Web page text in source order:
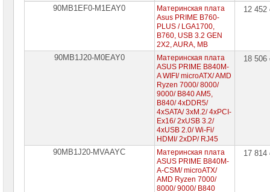
90MB1EF0-M1EAY0
Материнская плата
Asus PRIME B760-
PLUS / LGA1700,
B760, USB 3.2 GEN
2X2, AURA, MB
12
90MB1J20-M0EAY0
Материнская плата
ASUS PRIME B840M-
A WIFI/ microATX/ AMD
Ryzen 7000/ 8000/
9000/ B840 AM5,
B840/ 4xDDR5/
4xSATA/ 3xM.2/ 4xPCI-
Ex16/ 2xUSB 3.2/
4xUSB 2.0/ Wi-Fi/
HDMI/ 2xDP/ RJ45
18
90MB1J20-MVAAYC
Материнская плата
ASUS PRIME B840M-
A-CSM/ microATX/
AMD Ryzen 7000/
8000/ 9000/ B840
17